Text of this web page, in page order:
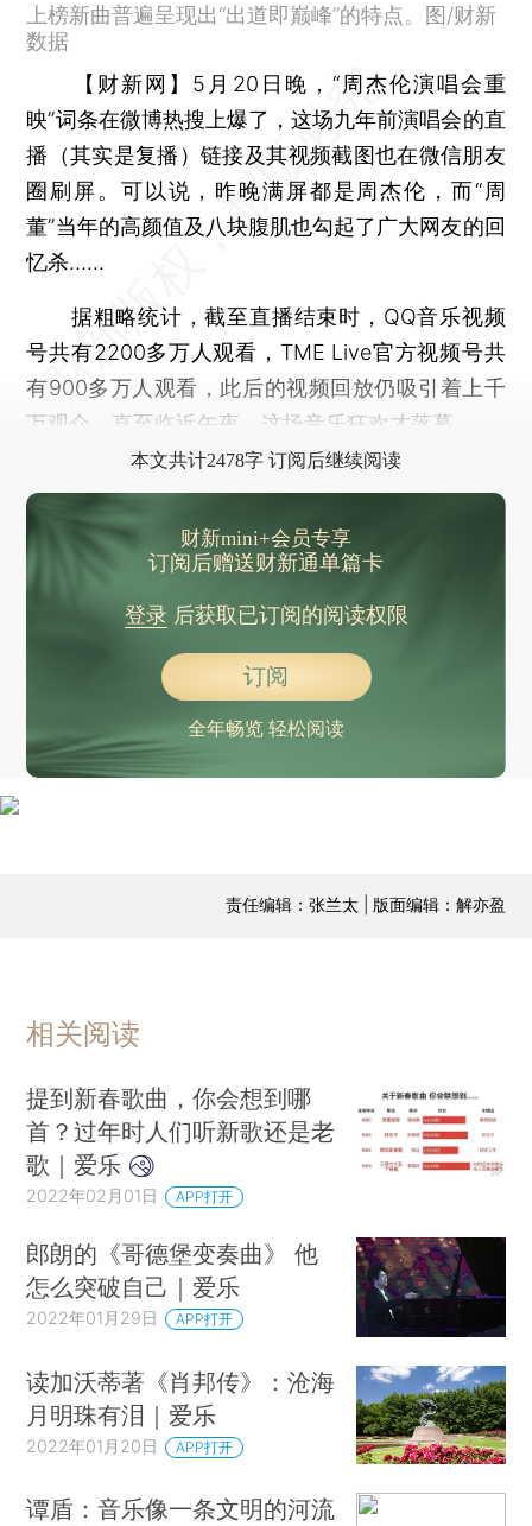
上榜新曲普遍呈现出“出道即巅峰”的特点。图/财新
数据
【财新网】 5月20日晚，“周杰伦演唱会重
映”词条在微博热搜上爆了，这场九年前演唱会的直
播（其实是复播）链接及其视频截图也在微信朋友
圈刷屏。可以说，昨晚满屏都是周杰伦，而“周
董”当年的高颜值及八块腹肌也勾起了广大网友的回
忆杀……
据粗略统计，截至直播结束时，QQ音乐视频
号共有2200多万人观看，TME Live官方视频号共
有900多万人观看，此后的视频回放仍吸引着上千
万观众，直至临近午夜，这场音乐狂欢才落幕。
本文共计2478字 订阅后继续阅读
财新mini+会员专享
订阅后赠送财新通单篇卡
登录后获取已订阅的阅读权限
订阅
全年畅览 轻松阅读
责任编辑：张兰太 | 版面编辑：解亦盈
相关阅读
提到新春歌曲，你会想到哪
首？过年时人们听新歌还是老
歌｜爱乐
2022年02月01日 APP打开
郎朗的《哥德堡变奏曲》 他
怎么突破自己｜爱乐
2022年01月29日 APP打开
读加沃蒂著《肖邦传》：沧海
月明珠有泪｜爱乐
2022年01月20日 APP打开
谭盾：音乐像一条文明的河流